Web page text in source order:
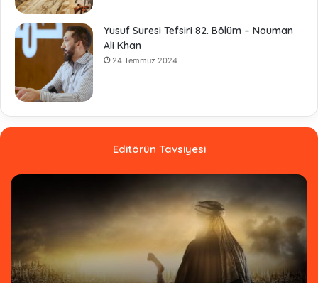
Yusuf Suresi Tefsiri 82. Bölüm – Nouman
Ali Khan
24 Temmuz 2024
Editörün Tavsiyesi